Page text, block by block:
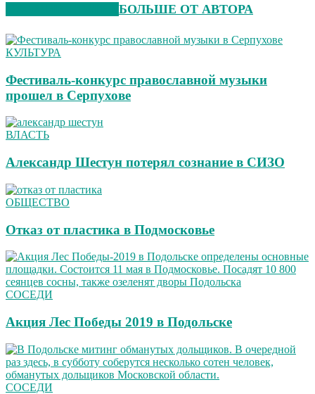
БОЛЬШЕ ОТ АВТОРА
КУЛЬТУРА
Фестиваль-конкурс православной музыки
прошел в Серпухове
ВЛАСТЬ
Александр Шестун потерял сознание в СИЗО
ОБЩЕСТВО
Отказ от пластика в Подмосковье
СОСЕДИ
Акция Лес Победы 2019 в Подольске
СОСЕДИ